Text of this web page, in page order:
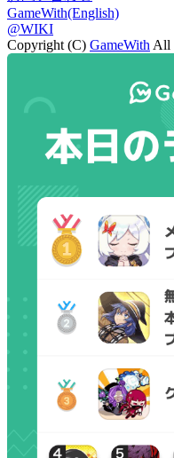
GameWith(English)
@WIKI
Copyright (C) GameWith All